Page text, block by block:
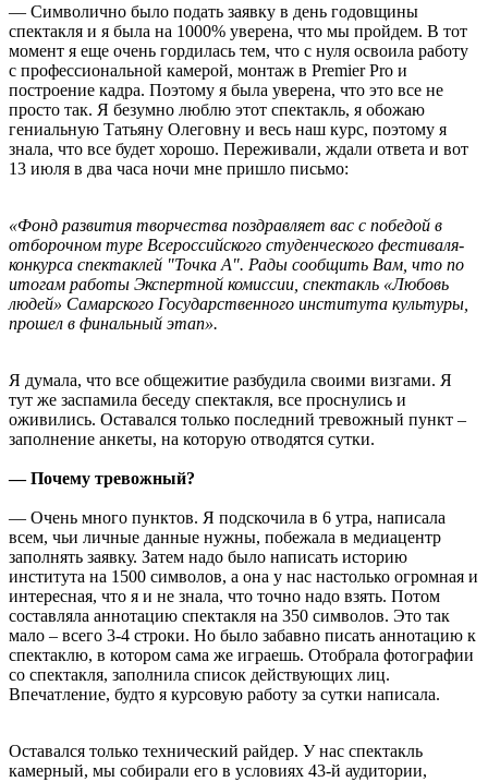
— Символично было подать заявку в день годовщины
спектакля и я была на 1000% уверена, что мы пройдем. В тот
момент я еще очень гордилась тем, что с нуля освоила работу
с профессиональной камерой, монтаж в Premier Pro и
построение кадра. Поэтому я была уверена, что это все не
просто так. Я безумно люблю этот спектакль, я обожаю
гениальную Татьяну Олеговну и весь наш курс, поэтому я
знала, что все будет хорошо. Переживали, ждали ответа и вот
13 июля в два часа ночи мне пришло письмо:
«Фонд развития творчества поздравляет вас с победой в
отборочном туре Всероссийского студенческого фестиваля-
конкурса спектаклей "Точка А". Рады сообщить Вам, что по
итогам работы Экспертной комиссии, спектакль «Любовь
людей» Самарского Государственного института культуры,
прошел в финальный этап».
Я думала, что все общежитие разбудила своими визгами. Я
тут же заспамила беседу спектакля, все проснулись и
оживились. Оставался только последний тревожный пункт –
заполнение анкеты, на которую отводятся сутки.
— Почему тревожный?
— Очень много пунктов. Я подскочила в 6 утра, написала
всем, чьи личные данные нужны, побежала в медиацентр
заполнять заявку. Затем надо было написать историю
института на 1500 символов, а она у нас настолько огромная и
интересная, что я и не знала, что точно надо взять. Потом
составляла аннотацию спектакля на 350 символов. Это так
мало – всего 3-4 строки. Но было забавно писать аннотацию к
спектаклю, в котором сама же играешь. Отобрала фотографии
со спектакля, заполнила список действующих лиц.
Впечатление, будто я курсовую работу за сутки написала.
Оставался только технический райдер. У нас спектакль
камерный, мы собирали его в условиях 43-й аудитории,